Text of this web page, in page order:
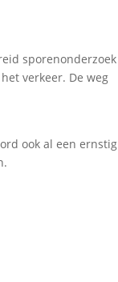
sporenonderzoek
verkeer. De weg
ook al een ernstig